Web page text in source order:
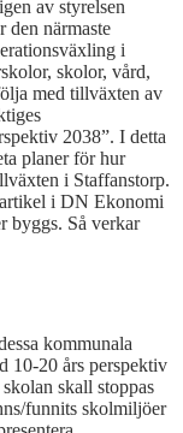
av styrelsen
den närmaste
i
skolor, vård,
med tillväxten av
2038”. I detta
planer för hur
i Staffanstorp.
artikel i DN Ekonomi
byggs. Så verkar
kommunala
10-20 års perspektiv
skall stoppas
funnits skolmiljöer